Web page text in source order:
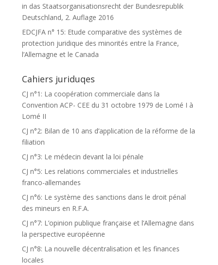
in das Staatsorganisationsrecht der Bundesrepublik
Deutschland, 2. Auflage 2016
EDCJFA n° 15: Etude comparative des systèmes de
protection juridique des minorités entre la France,
l’Allemagne et le Canada
Cahiers juriduqes
CJ n°1: La coopération commerciale dans la
Convention ACP- CEE du 31 octobre 1979 de Lomé I à
Lomé II
CJ n°2: Bilan de 10 ans d’application de la réforme de la
filiation
CJ n°3: Le médecin devant la loi pénale
CJ n°5: Les relations commerciales et industrielles
franco-allemandes
CJ n°6: Le système des sanctions dans le droit pénal
des mineurs en R.F.A.
CJ n°7: L’opinion publique française et l’Allemagne dans
la perspective européenne
CJ n°8: La nouvelle décentralisation et les finances
locales